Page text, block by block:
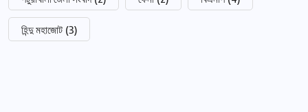
হিন্দু মহাজোট (3)